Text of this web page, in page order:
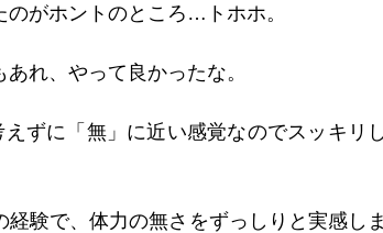
がホントのところ…トホホ。
れ、やって良かったな。
ずに「無」に近い感覚なのでスッキリ
験で、体力の無さをずっしりと実感し